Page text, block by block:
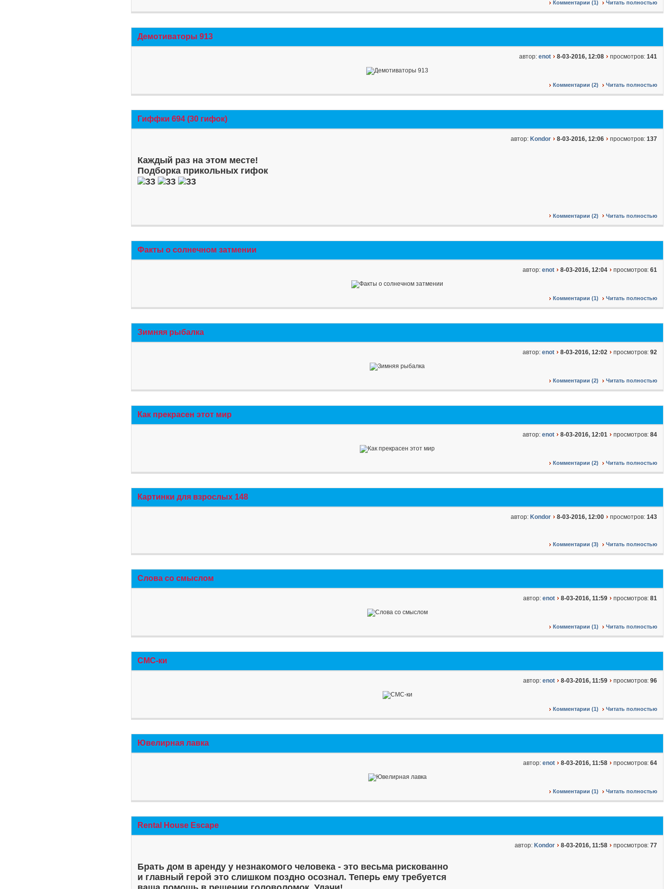
Комментарии (1) Читать полностью
Демотиваторы 913
автор: enot 8-03-2016, 12:08 просмотров: 141
Комментарии (2) Читать полностью
Гиффки 694 (30 гифок)
автор: Kondor 8-03-2016, 12:06 просмотров: 137
Каждый раз на этом месте!
Подборка прикольных гифок
Комментарии (2) Читать полностью
Факты о солнечном затмении
автор: enot 8-03-2016, 12:04 просмотров: 61
Комментарии (1) Читать полностью
Зимняя рыбалка
автор: enot 8-03-2016, 12:02 просмотров: 92
Комментарии (2) Читать полностью
Как прекрасен этот мир
автор: enot 8-03-2016, 12:01 просмотров: 84
Комментарии (2) Читать полностью
Картинки для взрослых 148
автор: Kondor 8-03-2016, 12:00 просмотров: 143
Комментарии (3) Читать полностью
Слова со смыслом
автор: enot 8-03-2016, 11:59 просмотров: 81
Комментарии (1) Читать полностью
СМС-ки
автор: enot 8-03-2016, 11:59 просмотров: 96
Комментарии (1) Читать полностью
Ювелирная лавка
автор: enot 8-03-2016, 11:58 просмотров: 64
Комментарии (1) Читать полностью
Rental House Escape
автор: Kondor 8-03-2016, 11:58 просмотров: 77
Брать дом в аренду у незнакомого человека - это весьма рискованно
и главный герой это слишком поздно осознал. Теперь ему требуется